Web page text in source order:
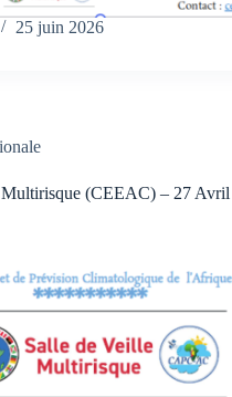
25 juin 2026
(CEEAC) – 27 Avril